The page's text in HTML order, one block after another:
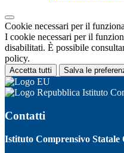
Cookie necessari per il
I cookie necessari per il
disabilitati. È possibile
policy.
Accetta tutti Salva le
Istituto
Contatti
Istituto Comprensivo Statale